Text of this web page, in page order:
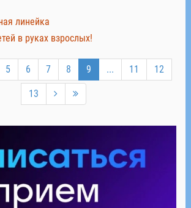
линейка
в руках взрослых!
5 6 7 8 9 ... 11 12
13